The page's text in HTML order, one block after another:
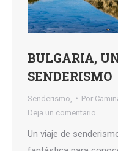
BULGARIA,
SENDERISMO
Senderismo, Por
Deja un comentario
Un viaje de